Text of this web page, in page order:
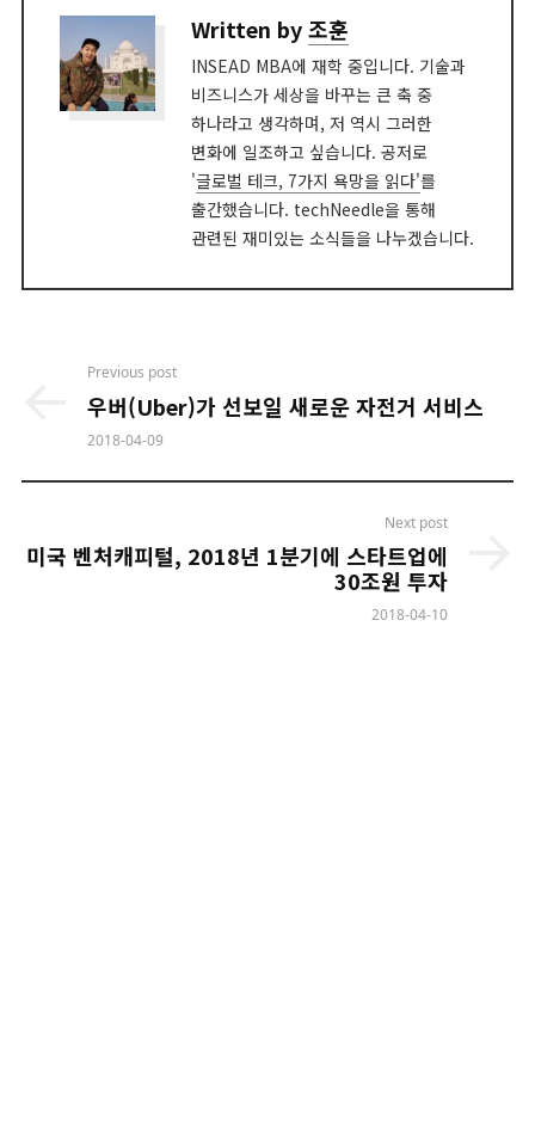
Written by조훈
INSEAD MBA에 재학 중입니다. 기술과
비즈니스가 세상을 바꾸는 큰 축 중
하나라고 생각하며, 저 역시 그러한
변화에 일조하고 싶습니다. 공저로
'글로벌 테크, 7가지 욕망을 읽다'를
출간했습니다. techNeedle을 통해
관련된 재미있는 소식들을 나누겠습니다.
navigation
Previous post
우버(Uber)가 선보일 새로운 자전거 서비스
2018-04-09
Next post
미국 벤처캐피털, 2018년 1분기에 스타트업에
30조원 투자
2018-04-10